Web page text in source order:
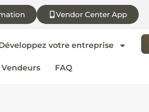
Vendor Center App
votre entreprise
FAQ